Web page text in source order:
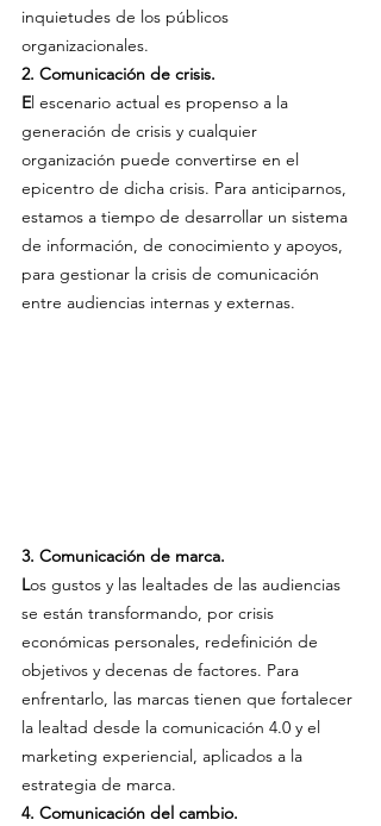
inquietudes de los públicos
organizacionales.
2. Comunicación de crisis.
El escenario actual es propenso a la
generación de crisis y cualquier
organización puede convertirse en el
epicentro de dicha crisis. Para anticiparnos,
estamos a tiempo de desarrollar un sistema
de información, de conocimiento y apoyos,
para gestionar la crisis de comunicación
entre audiencias internas y externas.
3. Comunicación de marca.
Los gustos y las lealtades de las audiencias
se están transformando, por crisis
económicas personales, redefinición de
objetivos y decenas de factores. Para
enfrentarlo, las marcas tienen que fortalecer
la lealtad desde la comunicación 4.0 y el
marketing experiencial, aplicados a la
estrategia de marca.
4. Comunicación del cambio.